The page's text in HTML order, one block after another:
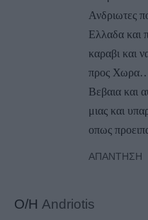
Ανδριωτες
Ελλαδα και
καραβι και
προς
Βεβαια και
μιας και
οπως
ΑΠΆΝΤΗΣΗ
Ο/Η Andriotis